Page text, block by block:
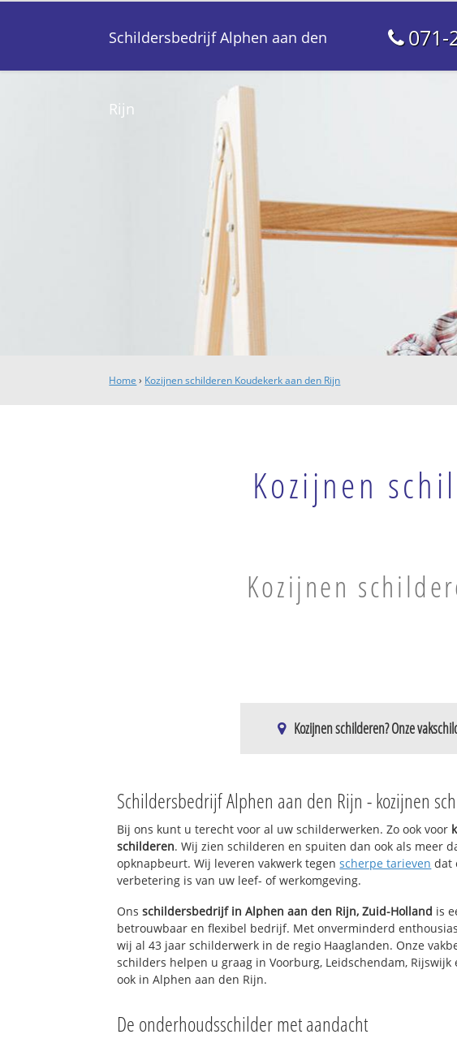
Schildersbedrijf Alphen aan den
Rijn
071-
Home › Kozijnen schilderen Koudekerk aan den Rijn
Kozijnen
Kozijnen
Kozijnen schilderen? Onze
Koudekerk aan den Rijn-Zuid
Bedrijventerrein Hoogewaard
Schildersbedrijf Alphen aan den Rijn - kozijnen
Bij ons kunt u terecht voor al uw schilderwerken. Zo ook voor
schilderen. Wij zien schilderen en spuiten dan ook als meer
opknapbeurt. Wij leveren vakwerk tegenscherpe tarieven dat
verbetering is van uw leef- of werkomgeving.
Onsschildersbedrijf in Alphen aan den Rijn, Zuid-Holland is
betrouwbaar en flexibel bedrijf. Met onverminderd
wij al 43 jaar schilderwerk in de regio Haaglanden. Onze
schilders helpen u graag in Voorburg, Leidschendam, Rijswijk
ook in Alphen aan den Rijn.
De onderhoudsschilder met aandacht